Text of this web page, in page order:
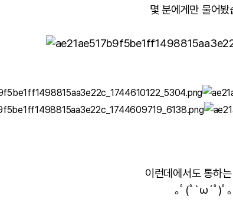
몇 분에게만 물어봤
이런데에서도 통하
｡ﾟ(ﾟ`ω´ﾟ)ﾟ｡